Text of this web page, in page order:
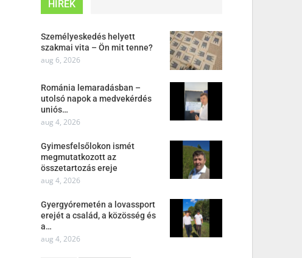
HÍREK
Személyeskedés helyett
szakmai vita – Ön mit tenne?
aug 6, 2026
Románia lemaradásban –
utolsó napok a medvekérdés
uniós…
aug 4, 2026
Gyimesfelsőlokon ismét
megmutatkozott az
összetartozás ereje
aug 4, 2026
Gyergyóremetén a lovassport
erejét a család, a közösség és
a…
aug 4, 2026